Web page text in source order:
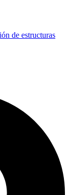
de estructuras